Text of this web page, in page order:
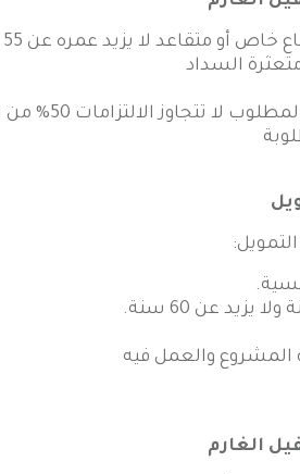
أو متقاعد لا يزيد عمره عن 55 سنة
السداد
الراتب بما فيها الالتزامات الناشئة عن باب رزق جميل
المشروع والعمل فيه
الغارم